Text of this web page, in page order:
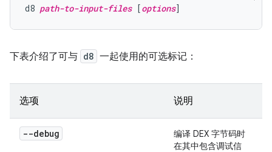
d8 path-to-input-files [options
下表介绍了可与 d8 一起使用的可选标记：
选项 说明
--debug
编译 DEX 字节码时
在其中包含调试信